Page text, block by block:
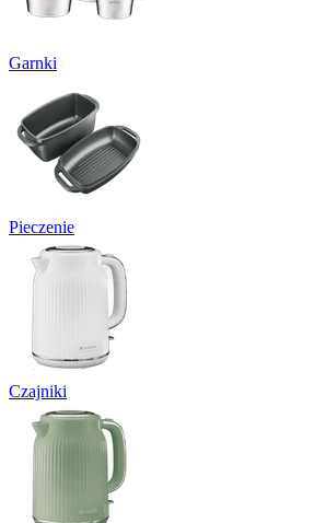
Garnki
Pieczenie
Czajniki